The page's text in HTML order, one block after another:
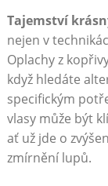
Tajemství
‌nejen v
Oplachy z
když hledáte
‌specifickým
vlasy může být
ať už​ jde o
⁤zmírnění lupů.